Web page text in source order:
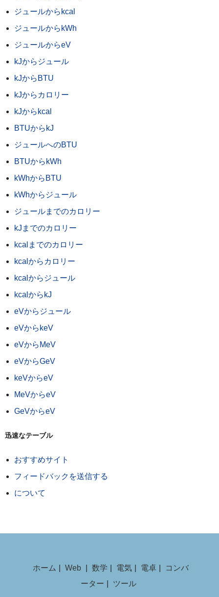
ジュールからkcal
ジュールからkWh
ジュールからeV
kJからジュール
kJからBTU
kJからカロリー
kJからkcal
BTUからkJ
ジュールへのBTU
BTUからkWh
kWhからBTU
kWhからジュール
ジュールまでのカロリー
kJまでのカロリー
kcalまでのカロリー
kcalからカロリー
kcalからジュール
kcalからkJ
eVからジュール
eVからkeV
eVからMeV
eVからGeV
keVからeV
MeVからeV
GeVからeV
迅速なテーブル
おすすめサイト
フィードバックを送信する
について
ホーム Web 数学 電気 電卓
コンバ
ーター
ツール